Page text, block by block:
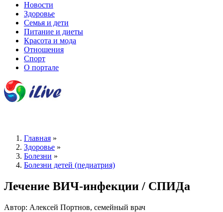
Новости
Здоровье
Семья и дети
Питание и диеты
Красота и мода
Отношения
Спорт
О портале
Главная »
Здоровье »
Болезни »
Болезни детей (педиатрия)
Лечение ВИЧ-инфекции / СПИДа
Автор: Алексей Портнов, семейный врач